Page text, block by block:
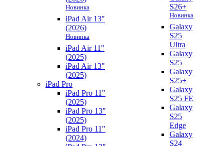
Новинка
iPad Air 13"
(2026)
Новинка
iPad Air 11"
(2025)
iPad Air 13"
(2025)
iPad Pro
iPad Pro 11"
(2025)
iPad Pro 13"
(2025)
iPad Pro 11"
(2024)
S26+
Новинка
Galaxy
S25
Ultra
Galaxy
S25
Galaxy
S25+
Galaxy
S25 FE
Galaxy
S25
Edge
Galaxy
S24